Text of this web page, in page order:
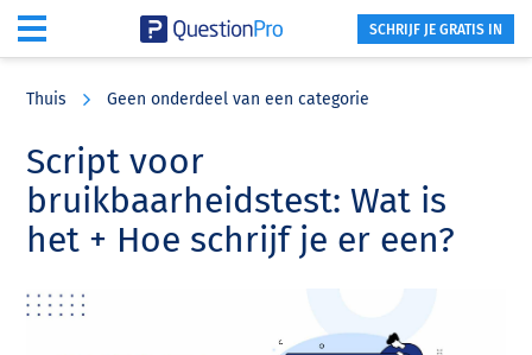
content
sidebar
SCHRIJF JE GRATIS IN
Thuis Geen onderdeel van een categorie
Script voor
bruikbaarheidstest: Wat is
het + Hoe schrijf je er een?